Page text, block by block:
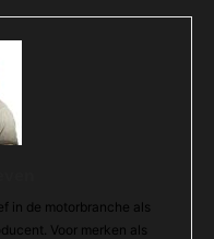
in de motorbranche als
Voor merken als